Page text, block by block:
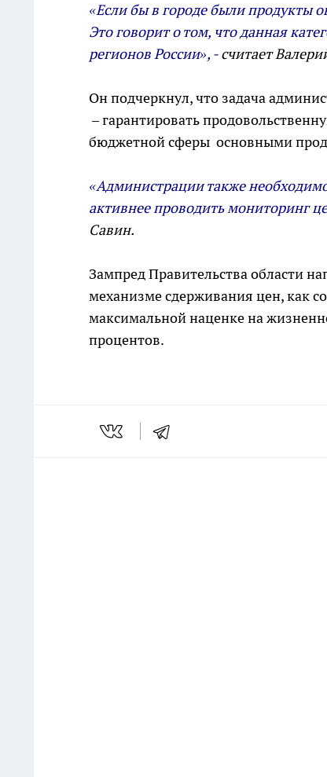
«Если бы в городе были продукты
Это говорит о том, что данная
регионов России», -считает
Он подчеркнул, что задача
– гарантировать
бюджетной сферы основными
«Администрации также
активнее проводить мониторинг
Савин.
Зампред Правительства области
механизме сдерживания цен, как
максимальной наценке на
процентов.